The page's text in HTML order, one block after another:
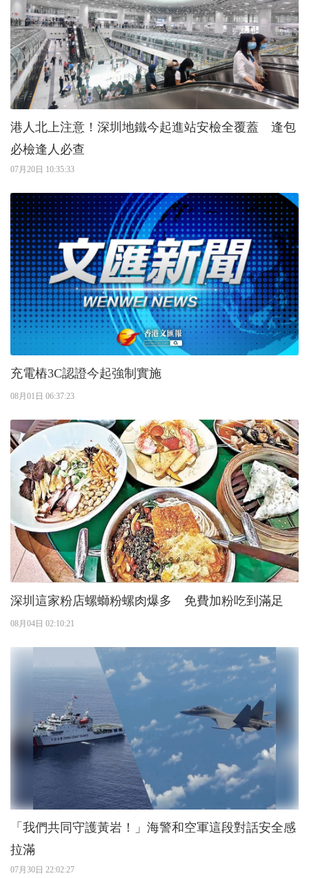
港人北上注意！深圳地鐵今起進站安檢全覆蓋 逢包
必檢逢人必查
07月20日 10:35:33
充電樁3C認證今起強制實施
08月01日 06:37:23
深圳這家粉店螺螄粉螺肉爆多 免費加粉吃到滿足
08月04日 02:10:21
「我們共同守護黃岩！」海警和空軍這段對話安全感
拉滿
07月30日 22:02:27